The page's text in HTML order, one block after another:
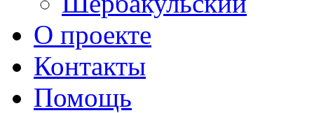
О проекте
Контакты
Помощь